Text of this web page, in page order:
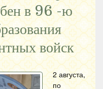
в 96 -ю
войск
2 августа,
по